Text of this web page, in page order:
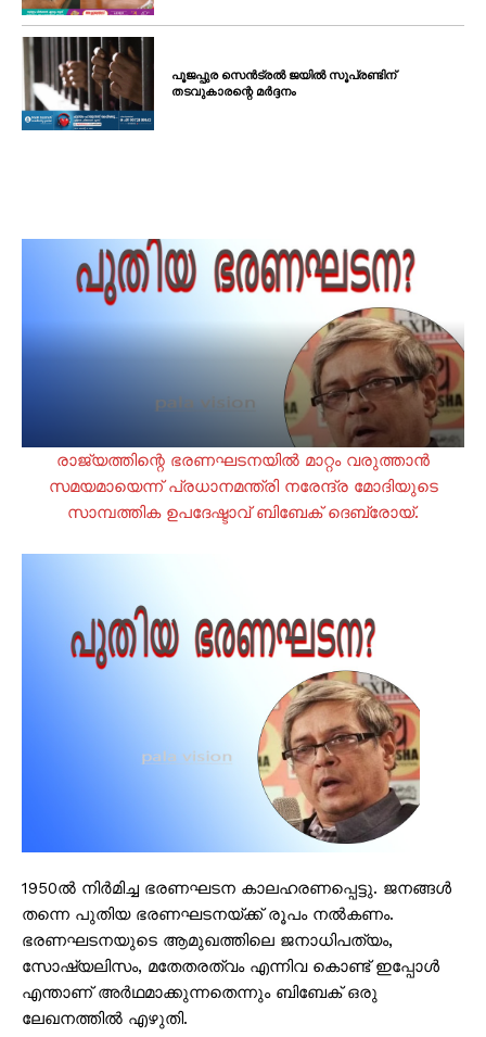
പൂജപ്പുര സെൻട്രൽ ജയിൽ സൂപ്രണ്ടിന്
തടവുകാരന്റെ മർദ്ദനം
രാജ്യത്തിന്റെ ഭരണഘടനയിൽ മാറ്റം വരുത്താൻ
സമയമായെന്ന് പ്രധാനമന്ത്രി നരേന്ദ്ര മോദിയുടെ
സാമ്പത്തിക ഉപദേഷ്ടാവ് ബിബേക് ദെബ്രോയ്.
1950ൽ നിർമിച്ച ഭരണഘടന കാലഹരണപ്പെട്ടു. ജനങ്ങൾ
തന്നെ പുതിയ ഭരണഘടനയ്ക്ക് രൂപം നൽകണം.
ഭരണഘടനയുടെ ആമുഖത്തിലെ ജനാധിപത്യം,
സോഷ്യലിസം, മതേതരത്വം എന്നിവ കൊണ്ട് ഇപ്പോൾ
എന്താണ് അർഥമാക്കുന്നതെന്നും ബിബേക് ഒരു
ലേഖനത്തിൽ എഴുതി.